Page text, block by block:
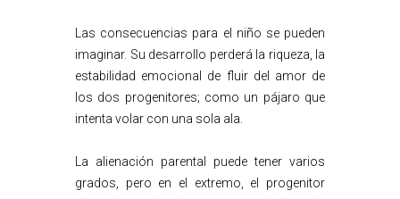
Las consecuencias para el niño se pueden
imaginar. Su desarrollo perderá la riqueza, la
estabilidad emocional de fluir del amor de
los dos progenitores; como un pájaro que
intenta volar con una sola ala.
La alienación parental puede tener varios
grados, pero en el extremo, el progenitor